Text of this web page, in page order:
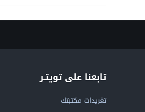
تابعنا على تويتـر
تغريدات مكتبتك